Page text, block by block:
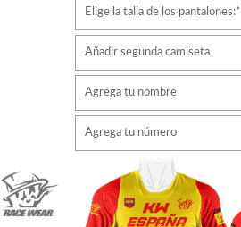
Elige la talla de los pantalones:*
Añadir segunda camiseta
Agrega tu nombre
Color de fuente
Agrega tu número
Color de fuente